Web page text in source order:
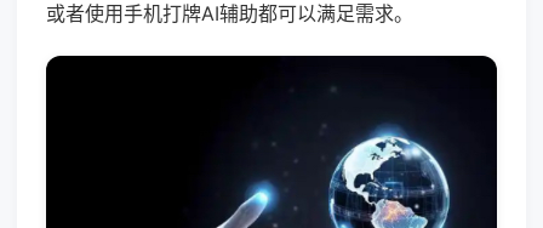
或者使用手机打牌AI辅助都可以满足需求。